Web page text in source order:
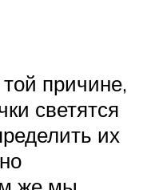
причине,
светятся
их